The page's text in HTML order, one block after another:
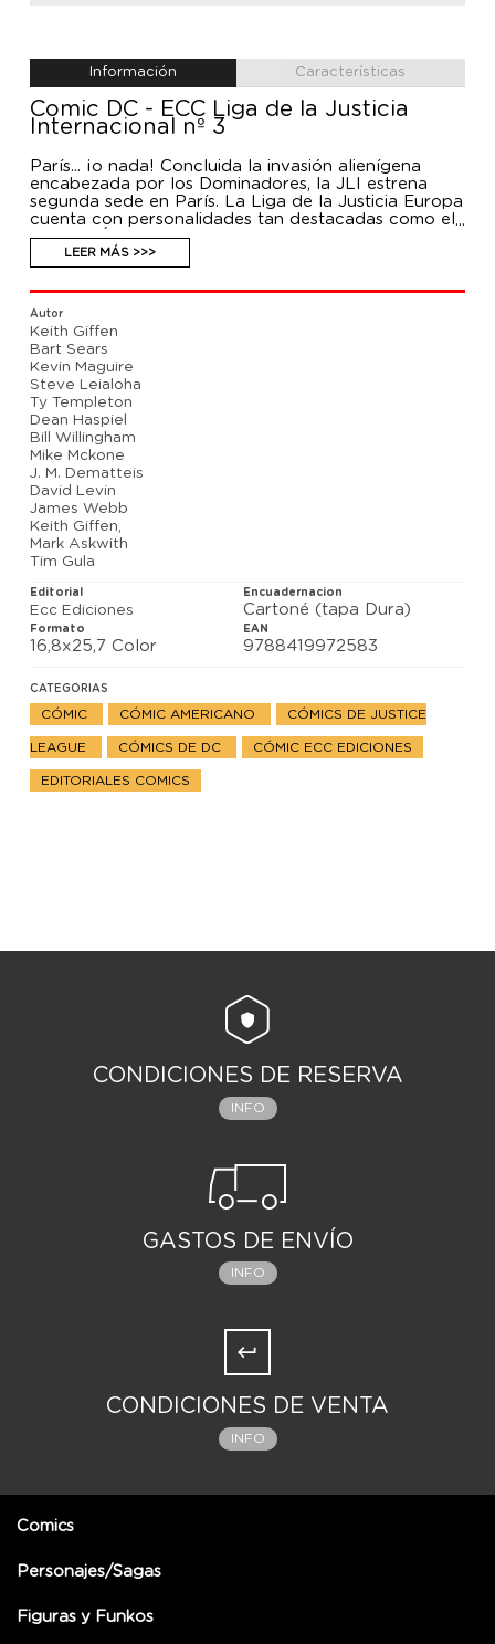
Información Características
Comic DC - ECC Liga de la Justicia
Internacional nº 3
París... ¡o nada! Concluida la invasión alienígena
encabezada por los Dominadores, la JLI estrena
segunda sede en París. La Liga de la Justicia Europa
cuenta con personalidades tan destacadas como el
Capitán Átomo, Power Girl, Flash, Animal Man o
Wonder Woman. Bueno, esta última es posible que
no aguante mucho, la verdad. Por su parte, los
habitantes de una isla llamada Kooey Kooey Kooey
deciden ofrecer su territorio a Max Lord y compañía
para eludir el control de las superpotencias del
mundo. No saben lo que hacen. Las aventuras de la
Liga de la Justicia Europa, obra de Keith Giffen, J.M.
Dematteis y Bart Sears, se suman a los contenidos
de esta colección en este tercer volumen en que
también participan Ty Templeton y Mike McKone.
LEER MÁS >>>
Autor
Keith Giffen
Bart Sears
Kevin Maguire
Steve Leialoha
Ty Templeton
Dean Haspiel
Bill Willingham
Mike Mckone
J. M. Dematteis
David Levin
James Webb
Keith Giffen,
Mark Askwith
Tim Gula
Editorial
Ecc Ediciones
Encuadernacion
Cartoné (tapa Dura)
Formato
16,8x25,7 Color
EAN
9788419972583
CATEGORIAS
CÓMIC CÓMIC AMERICANO CÓMICS DE JUSTICE
LEAGUE CÓMICS DE DC CÓMIC ECC EDICIONES
EDITORIALES COMICS
CONDICIONES DE RESERVA
INFO
GASTOS DE ENVÍO
INFO
CONDICIONES DE VENTA
INFO
Comics
Personajes/Sagas
Figuras y Funkos